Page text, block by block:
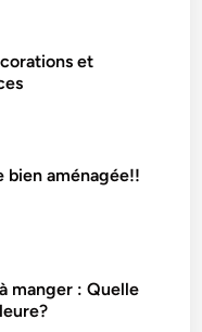
et
bien aménagée!!
manger : Quelle